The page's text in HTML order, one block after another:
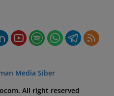
Media Siber
All right reserved